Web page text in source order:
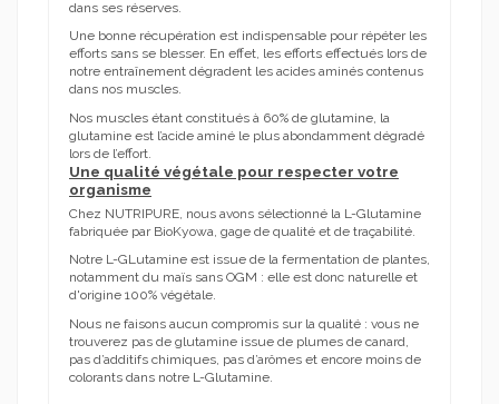
dans ses réserves.
Une bonne récupération est indispensable pour répéter les
efforts sans se blesser. En effet, les efforts effectués lors de
notre entraînement dégradent les acides aminés contenus
dans nos muscles.
Nos muscles étant constitués à 60% de glutamine, la
glutamine est l’acide aminé le plus abondamment dégradé
lors de l’effort.
Une qualité végétale pour respecter votre
organisme
Chez NUTRIPURE, nous avons sélectionné la L-Glutamine
fabriquée par BioKyowa, gage de qualité et de traçabilité.
Notre L-GLutamine est issue de la fermentation de plantes,
notamment du maïs sans OGM : elle est donc naturelle et
d'origine 100% végétale.
Nous ne faisons aucun compromis sur la qualité : vous ne
trouverez pas de glutamine issue de plumes de canard,
pas d’additifs chimiques, pas d’arômes et encore moins de
colorants dans notre L-Glutamine.